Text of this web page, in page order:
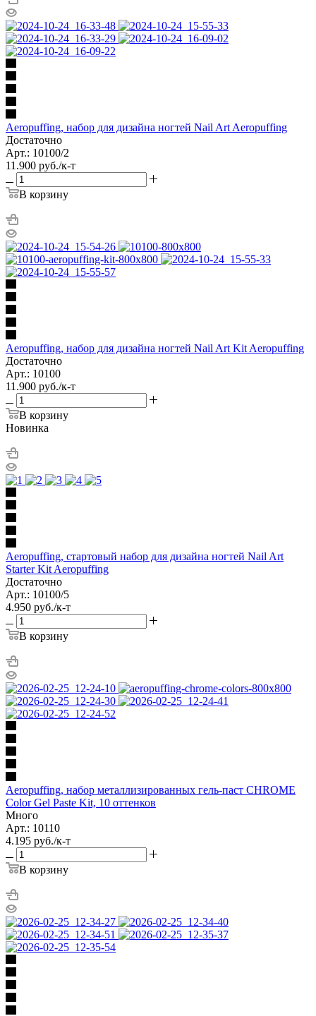
Aeropuffing, набор для дизайна ногтей Nail Art Aeropuffing
Достаточно
Арт.: 10100/2
11.900 руб./к-т
В корзину
Aeropuffing, набор для дизайна ногтей Nail Art Kit Aeropuffing
Достаточно
Арт.: 10100
11.900 руб./к-т
В корзину
Новинка
Aeropuffing, стартовый набор для дизайна ногтей Nail Art
Starter Kit Aeropuffing
Достаточно
Арт.: 10100/5
4.950 руб./к-т
В корзину
Aeropuffing, набор металлизированных гель-паст CHROME
Color Gel Paste Kit, 10 оттенков
Много
Арт.: 10110
4.195 руб./к-т
В корзину